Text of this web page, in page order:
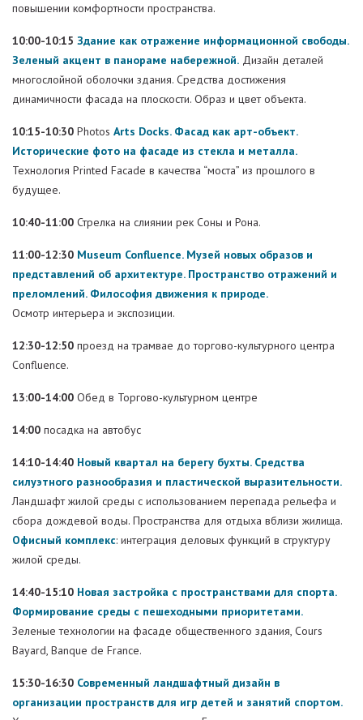
повышении комфортности пространства.
10:00-10:15 Здание как отражение информационной свободы.
Зеленый акцент в панораме набережной. Дизайн деталей
многослойной оболочки здания. Средства достижения
динамичности фасада на плоскости. Образ и цвет объекта.
10:15-10:30 Photos Arts Docks. Фасад как арт-объект.
Исторические фото на фасаде из стекла и металла.
Технология Printed Facade в качества “моста” из прошлого в
будущее.
10:40-11:00 Стрелка на слиянии рек Соны и Рона.
11:00-12:30 Museum Confluence. Музей новых образов и
представлений об архитектуре. Пространство отражений и
преломлений. Философия движения к природе.
Осмотр интерьера и экспозиции.
12:30-12:50 проезд на трамвае до торгово-культурного центра
Confluence.
13:00-14:00 Обед в Торгово-культурном центре
14:00 посадка на автобус
14:10-14:40 Новый квартал на берегу бухты. Средства
силуэтного разнообразия и пластической выразительности.
Ландшафт жилой среды с использованием перепада рельефа и
сбора дождевой воды. Пространства для отдыха вблизи жилища.
Офисный комплекс: интеграция деловых функций в структуру
жилой среды.
14:40-15:10 Новая застройка с пространствами для спорта.
Формирование среды с пешеходными приоритетами.
Зеленые технологии на фасаде общественного здания, Cours
Bayard, Banque de France.
15:30-16:30 Современный ландшафтный дизайн в
организации пространств для игр детей и занятий спортом.